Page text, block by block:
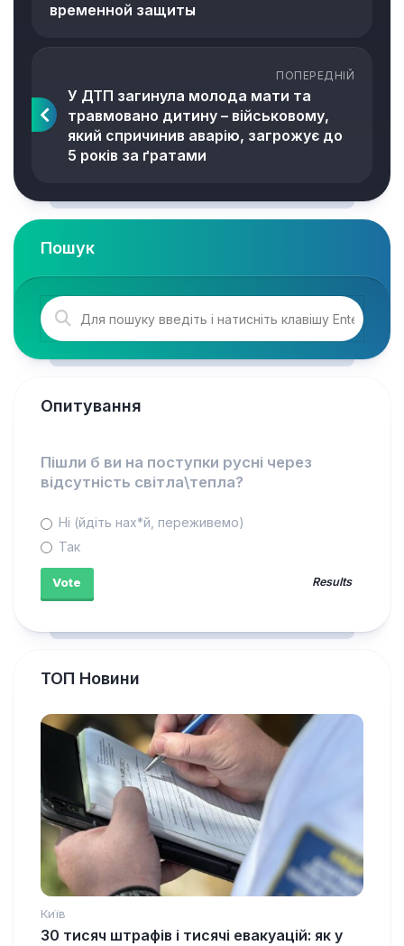
временной защиты
ПОПЕРЕДНІЙ
У ДТП загинула молода мати та
травмовано дитину – військовому,
який спричинив аварію, загрожує до
5 років за ґратами
Пошук
Опитування
Пішли б ви на поступки русні через
відсутність світла\тепла?
Ні (йдіть нах*й, переживемо)
Так
Results
ТОП Новини
Київ
30 тисяч штрафів і тисячі евакуацій: як у